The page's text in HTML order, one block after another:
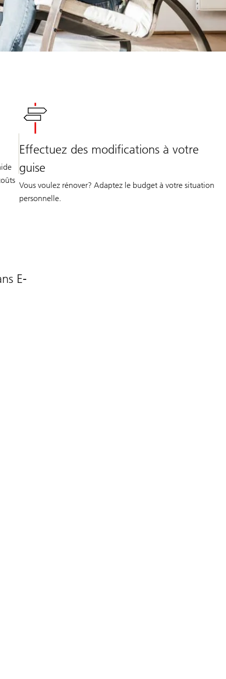
Effectuez des modifications à votre
guise
Vous voulez rénover? Adaptez le budget à votre situation
personnelle.
E-